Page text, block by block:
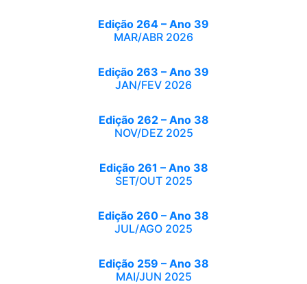
Edição 264 – Ano 39
MAR/ABR 2026
Edição 263 – Ano 39
JAN/FEV 2026
Edição 262 – Ano 38
NOV/DEZ 2025
Edição 261 – Ano 38
SET/OUT 2025
Edição 260 – Ano 38
JUL/AGO 2025
Edição 259 – Ano 38
MAI/JUN 2025